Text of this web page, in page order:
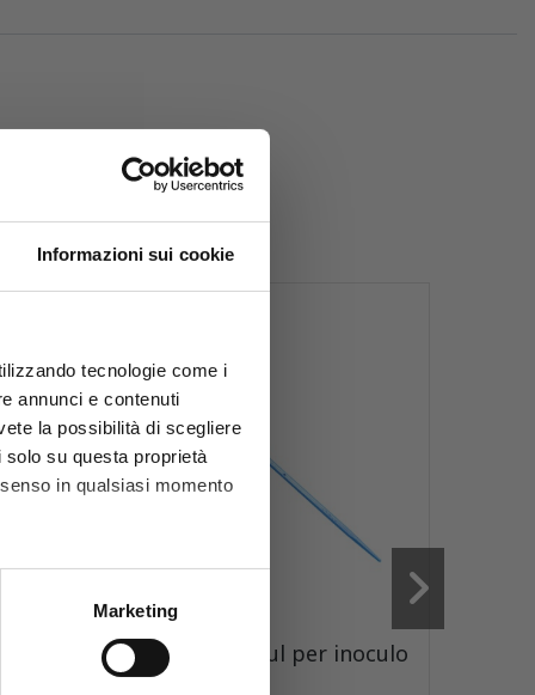
Informazioni sui cookie
tecnologie come i
annunci e contenuti
la possibilità di scegliere
su questa proprietà
in qualsiasi momento
metro,
dettagli . Puoi
Marketing
Codice7020200
Anse sterili 10 µl per inoculo